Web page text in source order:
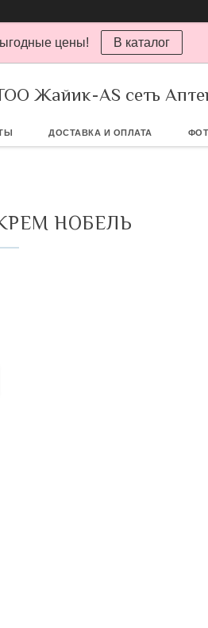
цены! В каталог
Жайик-AS сеть
ДОСТАВКА И ОПЛАТА
КРЕМ НОБЕЛЬ